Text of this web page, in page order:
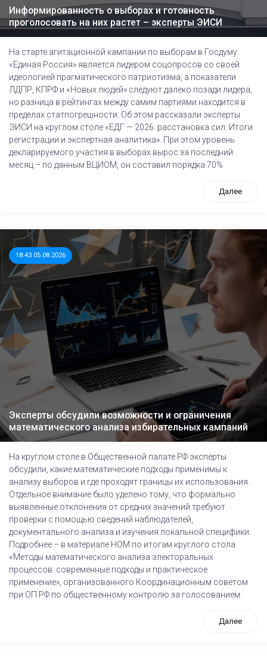
Информированность о выборах и готовность
проголосовать на них растет – эксперты ЭИСИ
На старте агитационной кампании по выборам в Госдуму
«Единая Россия» является лидером соцопросов со своей
идеологией прагматического патриотизма, а показатели
ЛДПР, КПРФ и «Новых людей» следуют далеко позади лидера,
но разница в рейтингах между самим партиями находится в
пределах статпогрешности. Об этом рассказали эксперты
ЭИСИ на круглом столе «ЕДГ — 2026: расстановка сил. Итоги
регистрации и экспертная аналитика». При этом уровень
декларируемого участия в выборах вырос за последний
месяц – по данным ВЦИОМ, он составил порядка 70%
Далее
18:43 05.08.2026
Эксперты обсудили возможности и ограничения
математического анализа избирательных кампаний
На круглом столе в Общественной палате РФ эксперты
обсудили, какие математические подходы применимы к
анализу выборов и где проходят границы их использования.
Отдельное внимание было уделено тому, что формально
выявленные отклонения от средних значений требуют
проверки с помощью сведений наблюдателей,
документального анализа и изучения локальной специфики.
Подробнее – в материале НОМ по итогам круглого стола
«Методы математического анализа электоральных
процессов: современные подходы и практическое
применение», организованного Координационным советом
при ОП РФ по общественному контролю за голосованием.
Далее